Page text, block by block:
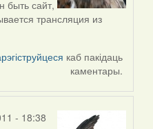
быть сайт,
трансляция из
каб пакідаць
каментары.
- 18:38